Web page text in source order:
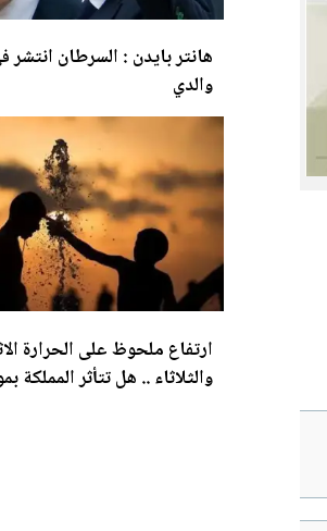
هانتر بايدن : السرطان
والدي
ارتفاع ملحوظ على الحرارة
والثلاثاء .. هل تتأثر المملكة